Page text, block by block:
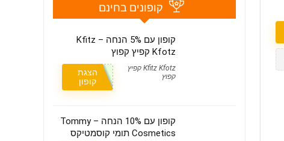
קופונים בחינם
קופון עם 5% הנחה – Kfitz
Kfotz קפיץ קפוץ
Kfitz Kfotz קפיץ
קפוץ
הצגת
קופון
קופון עם 10% הנחה – Tommy
Cosmetics תומי קוסמטיקס